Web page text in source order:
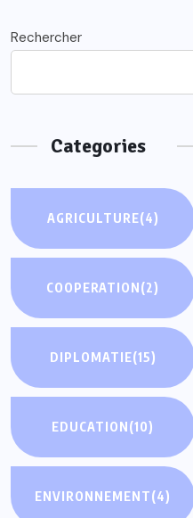
Rechercher
Categories
AGRICULTURE(4)
COOPERATION(2)
DIPLOMATIE(15)
EDUCATION(10)
ENVIRONNEMENT(4)